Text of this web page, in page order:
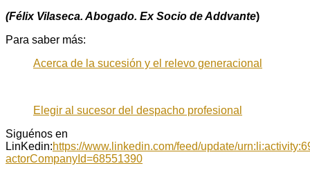
(Félix Vilaseca. Abogado. Ex Socio de Addvante)
Para saber más:
Acerca de la sucesión y el relevo generacional
Elegir al sucesor del despacho profesional
Siguénos en
LinKedin:https://www.linkedin.com/feed/update/
actorCompanyId=68551390